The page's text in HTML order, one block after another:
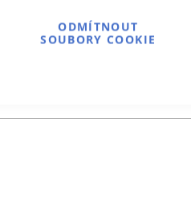
ODMÍTNOUT
SOUBORY COOKIE